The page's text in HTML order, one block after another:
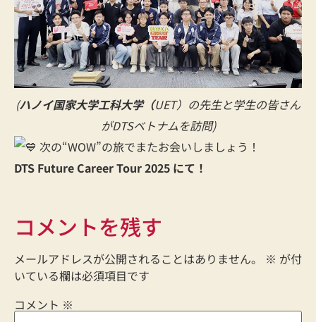
(ハノイ国家大学工科大学（UET）の先生と学生の皆さん
がDTSベトナムを訪問)
次の“WOW”の旅でまたお会いしましょう！
DTS Future Career Tour 2025 にて！
コメントを残す
メールアドレスが公開されることはありません。 ※ が付
いている欄は必須項目です
コメント ※